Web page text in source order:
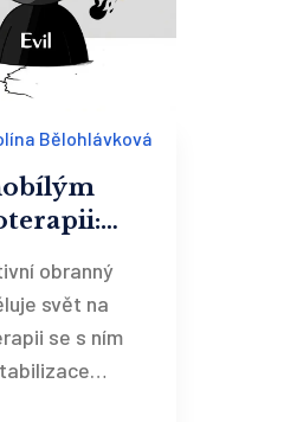
Bělohlávková
u
obranný
svět na
se s ním